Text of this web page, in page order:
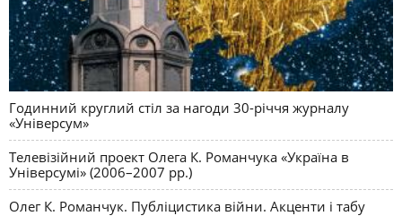
Годинний круглий стіл за нагоди 30-річчя журналу
«Універсум»
Телевізійний проект Олега К. Романчука «Україна в
Універсумі» (2006–2007 рр.)
Олег К. Романчук. Публіцистика війни. Акценти і табу